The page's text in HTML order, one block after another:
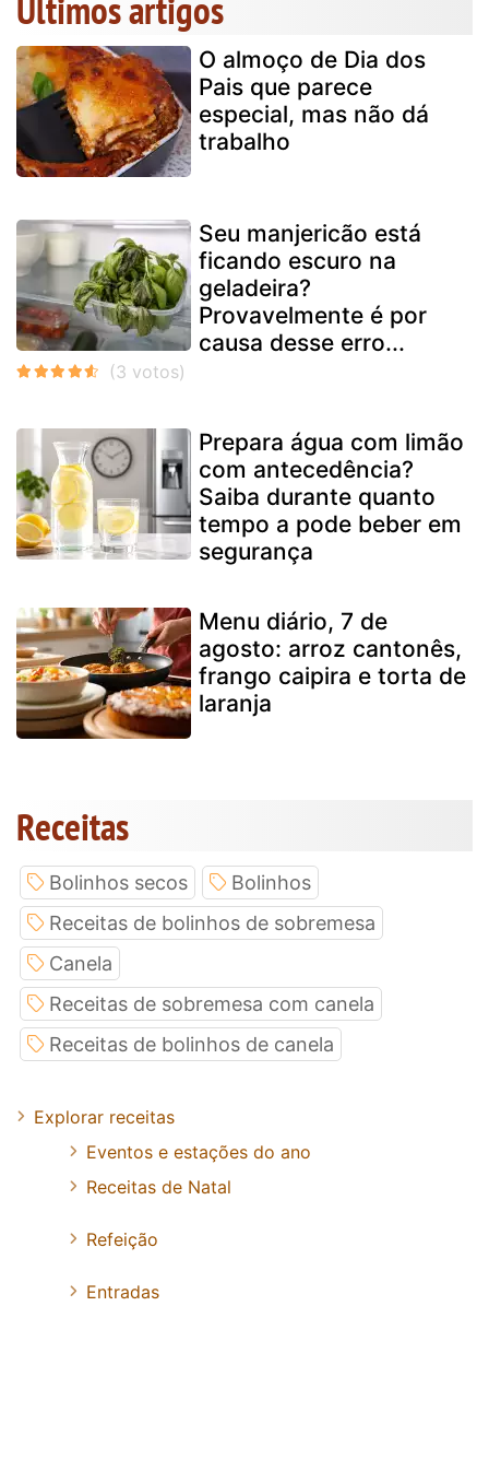
O almoço de Dia dos
Pais que parece
especial, mas não dá
trabalho
Seu manjericão está
ficando escuro na
geladeira?
Provavelmente é por
causa desse erro...
Prepara água com limão
com antecedência?
Saiba durante quanto
tempo a pode beber em
segurança
Menu diário, 7 de
agosto: arroz cantonês,
frango caipira e torta de
laranja
Receitas
Bolinhos secos
Bolinhos
Receitas de bolinhos de sobremesa
Canela
Receitas de sobremesa com canela
Receitas de bolinhos de canela
Explorar receitas
Eventos e estações do ano
Receitas de Natal
Refeição
Entradas